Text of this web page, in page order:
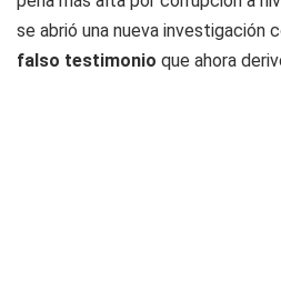
se abrió una nueva investigación
falso testimonio que ahora